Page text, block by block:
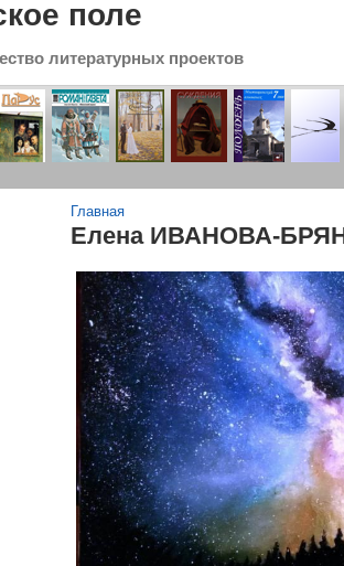
поле
литературных проектов
Вы здесь
Главная
Елена ИВАНОВА-